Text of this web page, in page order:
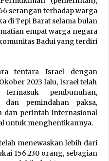
serangan terhadap warga
di Tepi Barat selama bulan
empat warga negara
Badui yang terdiri
tentara Israel dengan
2023 lalu, Israel telah
pembunuhan,
dan pemindahan paksa,
dan perintah internasional
untuk menghentikannya.
menewaskan lebih dari
156.230 orang, sebagian